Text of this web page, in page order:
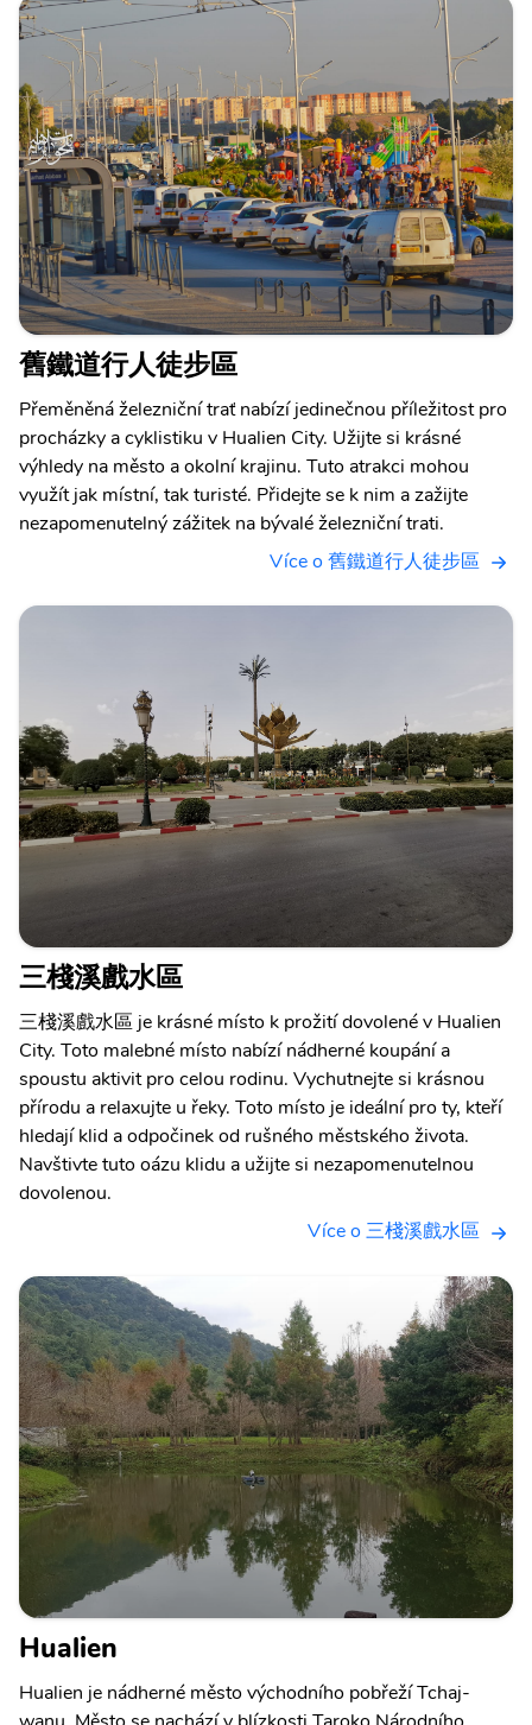
舊鐵道行人徒步區
Přeměněná železniční trať nabízí jedinečnou příležitost pro
procházky a cyklistiku v Hualien City. Užijte si krásné
výhledy na město a okolní krajinu. Tuto atrakci mohou
využít jak místní, tak turisté. Přidejte se k nim a zažijte
nezapomenutelný zážitek na bývalé železniční trati.
Více o 舊鐵道行人徒步區
三棧溪戲水區
三棧溪戲水區 je krásné místo k prožití dovolené v Hualien
City. Toto malebné místo nabízí nádherné koupání a
spoustu aktivit pro celou rodinu. Vychutnejte si krásnou
přírodu a relaxujte u řeky. Toto místo je ideální pro ty, kteří
hledají klid a odpočinek od rušného městského života.
Navštivte tuto oázu klidu a užijte si nezapomenutelnou
dovolenou.
Více o 三棧溪戲水區
Hualien
Hualien je nádherné město východního pobřeží Tchaj-